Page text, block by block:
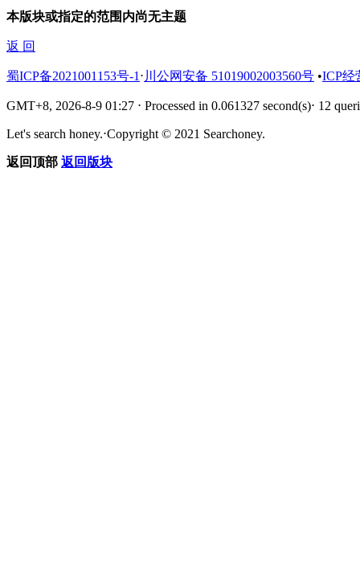
本版块或指定的范围内尚无主题
返 回
蜀ICP备2021001153号-1 ⋅ 川公网安备 51019002003560号 •ICP经
GMT+8, 2026-8-9 01:27 ⋅ Processed in 0.061327 second(s)⋅ 12
Let's search honey.⋅Copyright © 2021 Searchoney.
返回顶部 返回版块